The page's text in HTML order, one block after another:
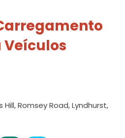
Veículos
Romsey Road, Lyndhurst,